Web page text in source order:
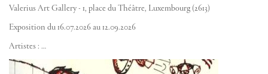
Valerius Art Gallery - 1, place du Théâtre, Luxembourg (2613)
Exposition du 16.07.2026 au 12.09.2026
Artistes : …